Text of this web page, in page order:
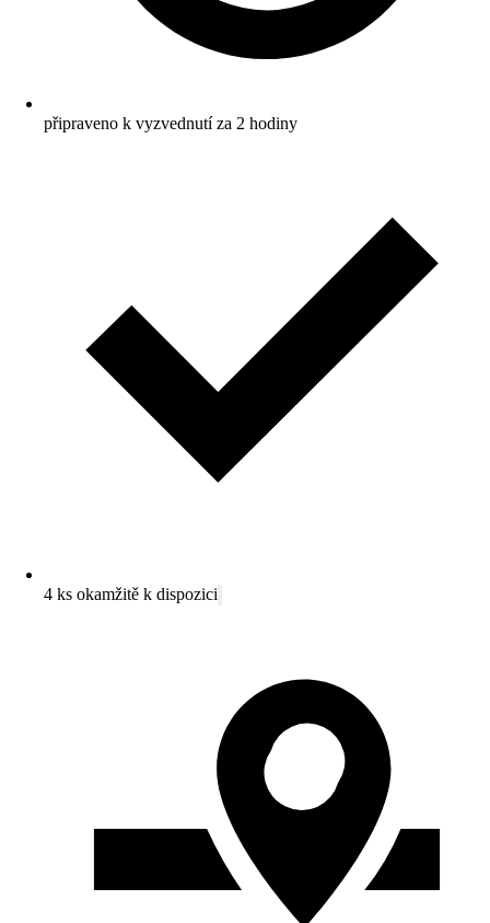
připraveno k vyzvednutí za 2 hodiny
4 ks okamžitě k dispozici